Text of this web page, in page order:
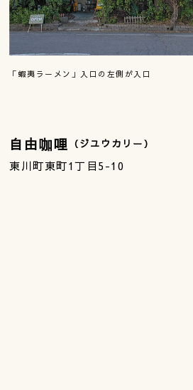
「蝦夷ラーメン」入口の左側が入口
自由咖哩 （ジユウカリー）
東川町東町1丁目5-10